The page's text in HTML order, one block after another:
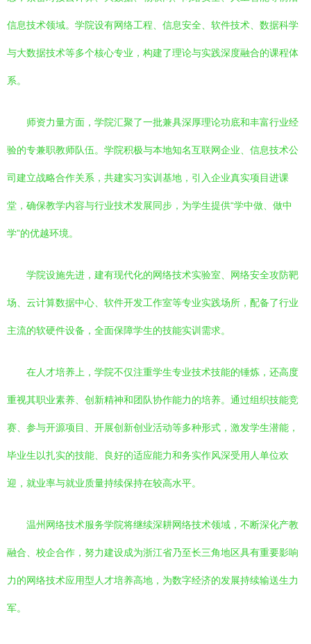
信息技术领域。学院设有网络工程、信息安全、软件技术、数据科学
与大数据技术等多个核心专业，构建了理论与实践深度融合的课程体
系。
师资力量方面，学院汇聚了一批兼具深厚理论功底和丰富行业经
验的专兼职教师队伍。学院积极与本地知名互联网企业、信息技术公
司建立战略合作关系，共建实习实训基地，引入企业真实项目进课
堂，确保教学内容与行业技术发展同步，为学生提供“学中做、做中
学”的优越环境。
学院设施先进，建有现代化的网络技术实验室、网络安全攻防靶
场、云计算数据中心、软件开发工作室等专业实践场所，配备了行业
主流的软硬件设备，全面保障学生的技能实训需求。
在人才培养上，学院不仅注重学生专业技术技能的锤炼，还高度
重视其职业素养、创新精神和团队协作能力的培养。通过组织技能竞
赛、参与开源项目、开展创新创业活动等多种形式，激发学生潜能，
毕业生以扎实的技能、良好的适应能力和务实作风深受用人单位欢
迎，就业率与就业质量持续保持在较高水平。
温州网络技术服务学院将继续深耕网络技术领域，不断深化产教
融合、校企合作，努力建设成为浙江省乃至长三角地区具有重要影响
力的网络技术应用型人才培养高地，为数字经济的发展持续输送生力
军。